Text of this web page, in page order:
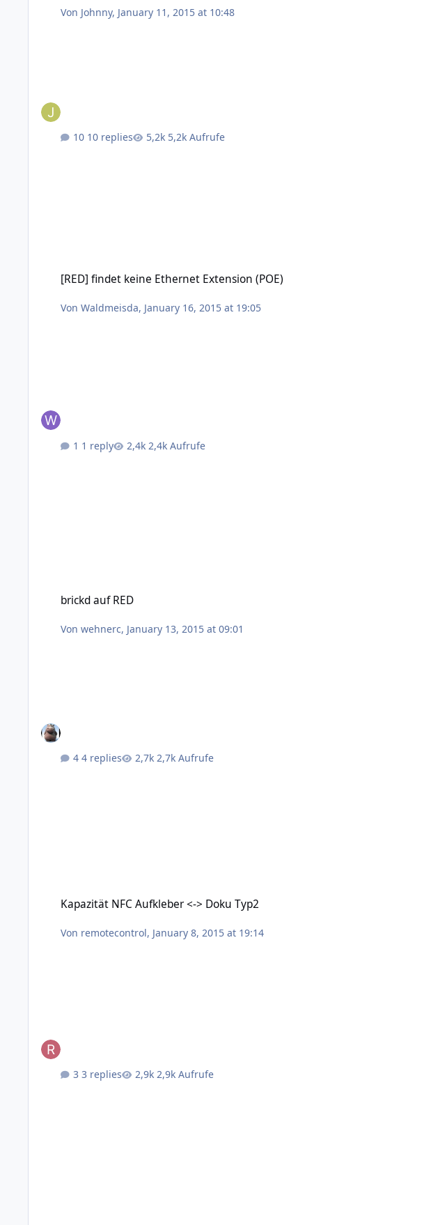
Von Johnny, January 11, 2015 at 10:48
10 replies 5,2k Aufrufe
[RED] findet keine Ethernet Extension (POE)
VonWaldmeisda, January 16, 2015 at 19:05
1 reply 2,4k Aufrufe
brickd auf RED
Vonwehnerc, January 13, 2015 at 09:01
4 replies 2,7k Aufrufe
Kapazität NFC Aufkleber <-> Doku Typ2
Von remotecontrol, January 8, 2015 at 19:14
3 replies 2,9k Aufrufe